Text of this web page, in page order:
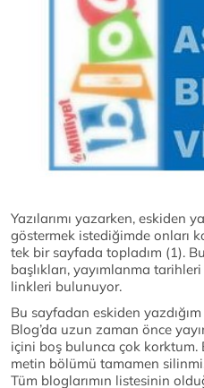
Yazılarımı yazarken, eskiden
göstermek istediğimde onları
tek bir sayfada topladım (1).
başlıkları, yayımlanma
linkleri bulunuyor.
Bu sayfadan eskiden
Blog’da uzun zaman önce
içini boş bulunca çok korktum.
metin bölümü tamamen
Tüm bloglarımın listesinin